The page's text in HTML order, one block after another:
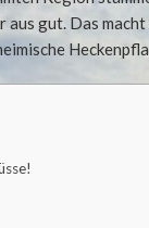
gut. Das